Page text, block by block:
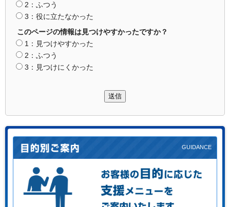
2：ふつう
3：役に立たなかった
このページの情報は見つけやすかったですか？
1：見つけやすかった
2：ふつう
3：見つけにくかった
送信